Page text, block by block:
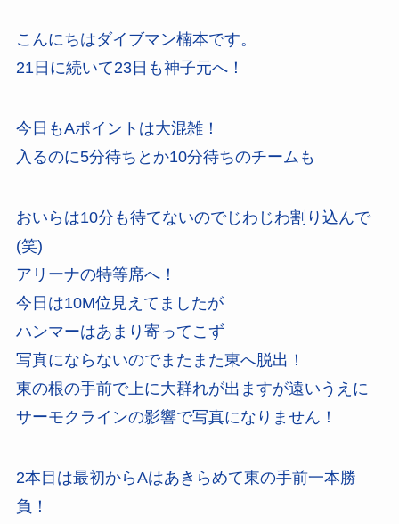
こんにちはダイブマン楠本です。
21日に続いて23日も神子元へ！
今日もAポイントは大混雑！
入るのに5分待ちとか10分待ちのチームも
おいらは10分も待てないのでじわじわ割り込んで
(笑)
アリーナの特等席へ！
今日は10M位見えてましたが
ハンマーはあまり寄ってこず
写真にならないのでまたまた東へ脱出！
東の根の手前で上に大群れが出ますが遠いうえに
サーモクラインの影響で写真になりません！
2本目は最初からAはあきらめて東の手前一本勝
負！